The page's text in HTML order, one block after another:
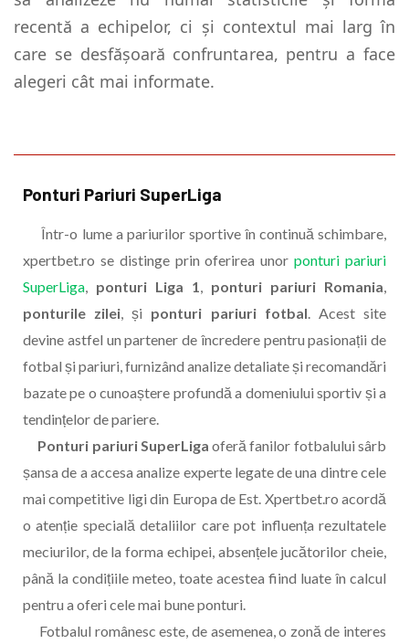
recentă a echipelor, ci și contextul mai larg în
care se desfășoară confruntarea, pentru a face
alegeri cât mai informate.
Ponturi Pariuri SuperLiga
Într-o lume a pariurilor sportive în continuă schimbare,
xpertbet.ro se distinge prin oferirea unorponturi pariuri
SuperLiga, ponturi Liga 1, ponturi pariuri Romania,
ponturile zilei, și ponturi pariuri fotbal. Acest site
devine astfel un partener de încredere pentru pasionații de
fotbal și pariuri, furnizând analize detaliate și recomandări
bazate pe o cunoaștere profundă a domeniului sportiv și a
tendințelor de pariere.
Ponturi pariuri SuperLiga oferă fanilor fotbalului sârb
șansa de a accesa analize experte legate de una dintre cele
mai competitive ligi din Europa de Est. Xpertbet.ro acordă
o atenție specială detaliilor care pot influența rezultatele
meciurilor, de la forma echipei, absențele jucătorilor cheie,
până la condițiile meteo, toate acestea fiind luate în calcul
pentru a oferi cele mai bune ponturi.
Fotbalul românesc este, de asemenea, o zonă de interes